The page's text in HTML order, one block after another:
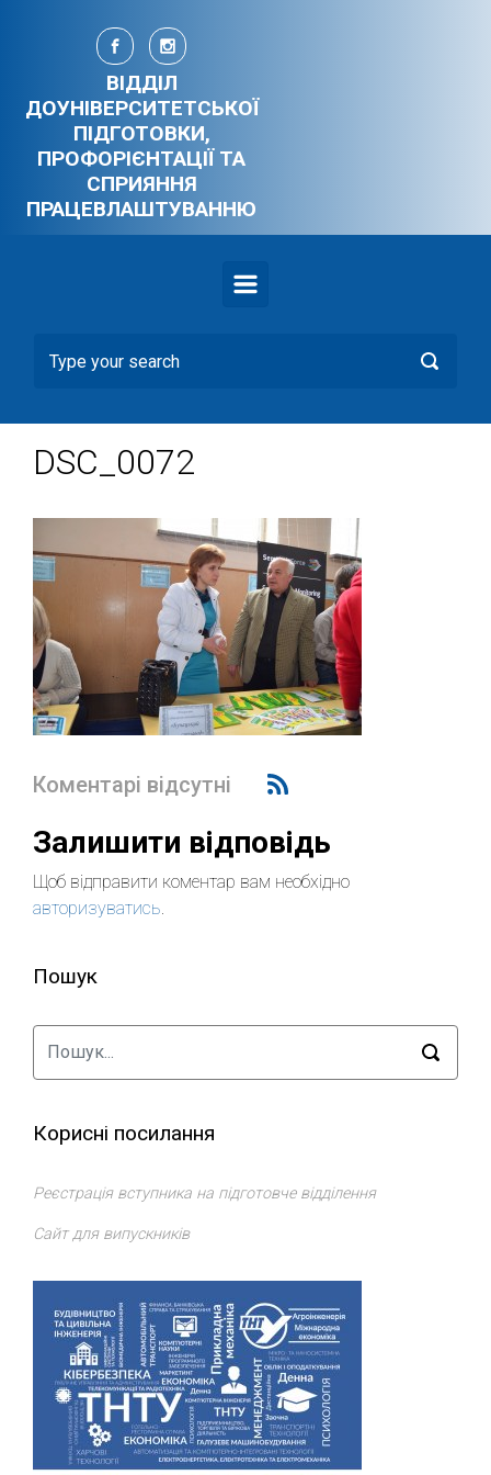
Skip to main content
ВІДДІЛ
ДОУНІВЕРСИТЕТСЬКОЇ
ПІДГОТОВКИ,
ПРОФОРІЄНТАЦІЇ ТА
СПРИЯННЯ
ПРАЦЕВЛАШТУВАННЮ
DSC_0072
Коментарі відсутні
Залишити відповідь
Щоб відправити коментар вам необхідно
авторизуватись.
Пошук
Корисні посилання
Реєстрація вступника на підготовче відділення
Сайт для випускників